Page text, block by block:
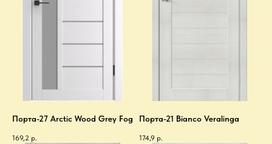
Порта-27 Arctic Wood Grey Fog
169,2 р.
Порта-21 Bianco Veralinga
174,9 р.